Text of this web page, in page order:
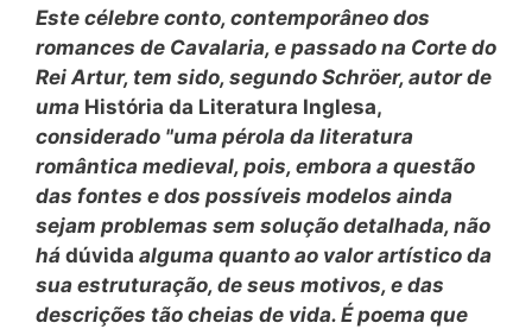
Este célebre conto, contemporâneo dos
romances de Cavalaria, e passado na Corte do
Rei Artur, tem sido, segundo Schröer, autor de
uma História da Literatura Inglesa,
considerado "uma pérola da literatura
romântica medieval, pois, embora a questão
das fontes e dos possíveis modelos ainda
sejam problemas sem solução detalhada, não
há dúvida alguma quanto ao valor artístico da
sua estruturação, de seus motivos, e das
descrições tão cheias de vida. É poema que